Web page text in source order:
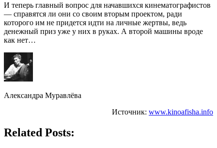
И теперь главный вопрос для начавшихся кинематографистов
— справятся ли они со своим вторым проектом, ради
которого им не придется идти на личные жертвы, ведь
денежный приз уже у них в руках. А второй машины вроде
как нет…
Александра Муравлёва
Источник: www.kinoafisha.info
Related Posts: